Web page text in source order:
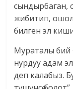
сындырбаган,
жибитип, ошол
билген эл
Мураталы бий
нурдуу адам
деп калабыз.